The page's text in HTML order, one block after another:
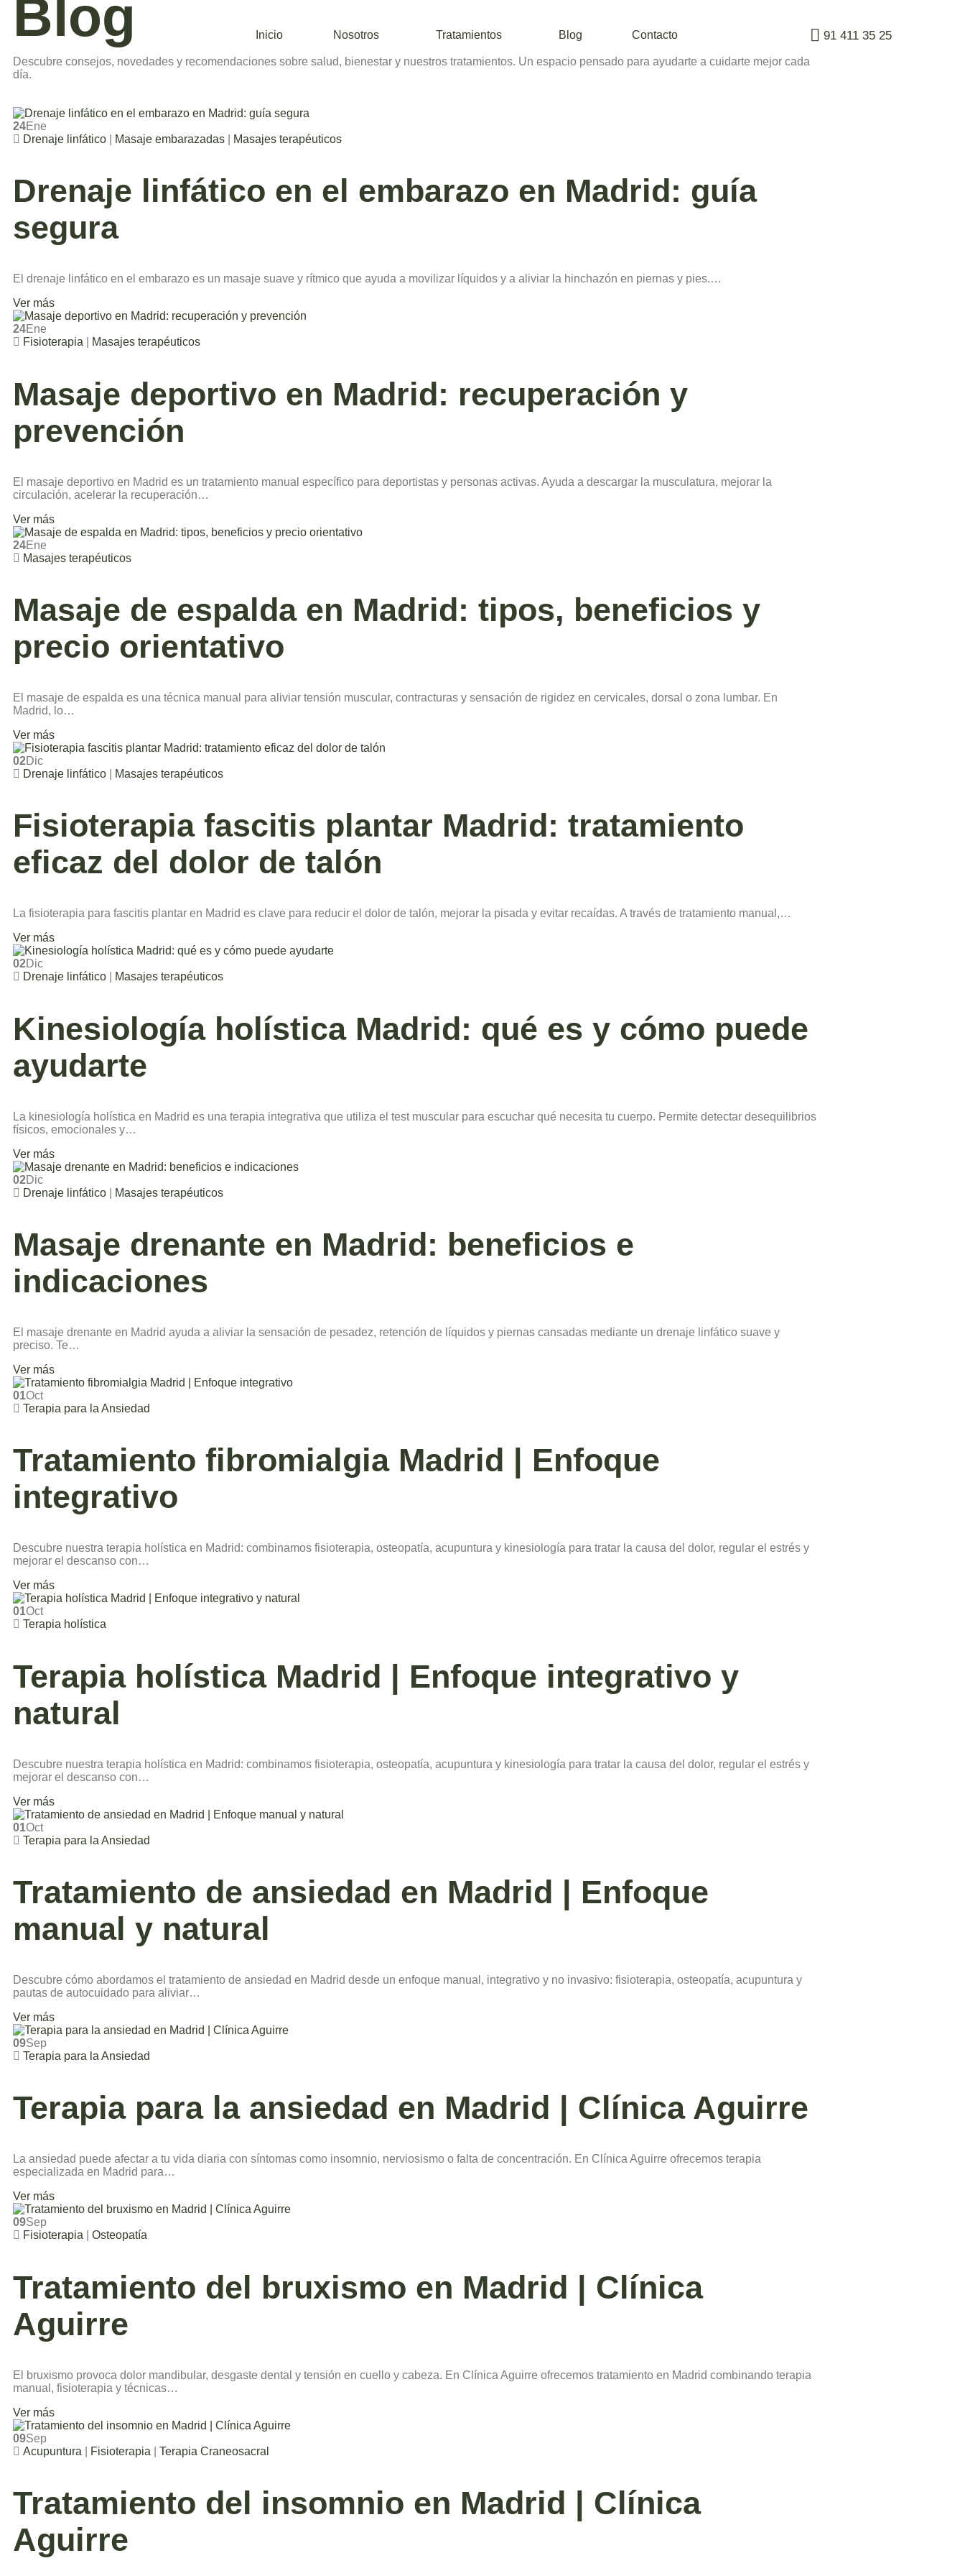
Inicio Nosotros Tratamientos Blog Contacto 91 411 35 25
Blog
Descubre consejos, novedades y recomendaciones sobre salud, bienestar y nuestros tratamientos. Un espacio pensado para ayudarte a cuidarte mejor cada
día.
24Ene
Drenaje linfático
Masaje embarazadas Masajes terapéuticos
Drenaje linfático en el embarazo en Madrid: guía
segura
El drenaje linfático en el embarazo es un masaje suave y rítmico que ayuda a movilizar líquidos y a aliviar la hinchazón en piernas y pies.…
Ver más
24Ene
Fisioterapia
Masajes terapéuticos
Masaje deportivo en Madrid: recuperación y
prevención
El masaje deportivo en Madrid es un tratamiento manual específico para deportistas y personas activas. Ayuda a descargar la musculatura, mejorar la
circulación, acelerar la recuperación…
Ver más
24Ene
Masajes terapéuticos
Masaje de espalda en Madrid: tipos, beneficios y
precio orientativo
El masaje de espalda es una técnica manual para aliviar tensión muscular, contracturas y sensación de rigidez en cervicales, dorsal o zona lumbar. En
Madrid, lo…
Ver más
02Dic
Drenaje linfático
Masajes terapéuticos
Fisioterapia fascitis plantar Madrid: tratamiento
eficaz del dolor de talón
La fisioterapia para fascitis plantar en Madrid es clave para reducir el dolor de talón, mejorar la pisada y evitar recaídas. A través de tratamiento manual,…
Ver más
02Dic
Drenaje linfático
Masajes terapéuticos
Kinesiología holística Madrid: qué es y cómo puede
ayudarte
La kinesiología holística en Madrid es una terapia integrativa que utiliza el test muscular para escuchar qué necesita tu cuerpo. Permite detectar desequilibrios
físicos, emocionales y…
Ver más
02Dic
Drenaje linfático
Masajes terapéuticos
Masaje drenante en Madrid: beneficios e
indicaciones
El masaje drenante en Madrid ayuda a aliviar la sensación de pesadez, retención de líquidos y piernas cansadas mediante un drenaje linfático suave y
preciso. Te…
Ver más
01Oct
Terapia para la Ansiedad
Tratamiento fibromialgia Madrid | Enfoque
integrativo
Descubre nuestra terapia holística en Madrid: combinamos fisioterapia, osteopatía, acupuntura y kinesiología para tratar la causa del dolor, regular el estrés y
mejorar el descanso con…
Ver más
01Oct
Terapia holística
Terapia holística Madrid | Enfoque integrativo y
natural
Descubre nuestra terapia holística en Madrid: combinamos fisioterapia, osteopatía, acupuntura y kinesiología para tratar la causa del dolor, regular el estrés y
mejorar el descanso con…
Ver más
01Oct
Terapia para la Ansiedad
Tratamiento de ansiedad en Madrid | Enfoque
manual y natural
Descubre cómo abordamos el tratamiento de ansiedad en Madrid desde un enfoque manual, integrativo y no invasivo: fisioterapia, osteopatía, acupuntura y
pautas de autocuidado para aliviar…
Ver más
09Sep
Terapia para la Ansiedad
Terapia para la ansiedad en Madrid | Clínica Aguirre
La ansiedad puede afectar a tu vida diaria con síntomas como insomnio, nerviosismo o falta de concentración. En Clínica Aguirre ofrecemos terapia
especializada en Madrid para…
Ver más
09Sep
Fisioterapia
Osteopatía
Tratamiento del bruxismo en Madrid | Clínica
Aguirre
El bruxismo provoca dolor mandibular, desgaste dental y tensión en cuello y cabeza. En Clínica Aguirre ofrecemos tratamiento en Madrid combinando terapia
manual, fisioterapia y técnicas…
Ver más
09Sep
Acupuntura
Fisioterapia Terapia Craneosacral
Tratamiento del insomnio en Madrid | Clínica
Aguirre